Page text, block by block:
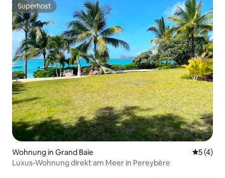
Superhost
Superhost
Wohnung in Grand Baie
5 (4)
Luxus-Wohnung direkt am Meer in Pereybère